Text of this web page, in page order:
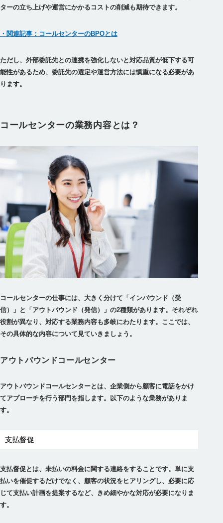
ターの立ち上げや運営にかかるコストの削減も期待できます。
・関連記事：コールセンターのBPOとは
ただし、外部委託先との連携を強化しないと対応品質が低下する可
能性があるため、委託先の選定や運営方法には慎重になる必要があ
ります。
コールセンターの業務内容とは？
コールセンターの仕事には、大きく分けて「インバウンド（受
信）」と「アウトバウンド（発信）」の2種類があります。 それぞれ
役割が異なり、対応する業務内容も多岐にわたります。ここでは、
その具体的な内容について見ていきましょう。
アウトバウンドコールセンター
アウトバウンドコールセンターとは、企業側から顧客に電話をかけ
てアプローチを行う部門 を指します。以下のような業務がありま
す。
支払督促
支払督促とは、未払いの料金に関する連絡をすることです。単に支
払いを催促するだけでなく、顧客の状況をヒアリングし、必要に応
じて支払い計画を提案するなど、きめ細やかな対応が必要になりま
す。